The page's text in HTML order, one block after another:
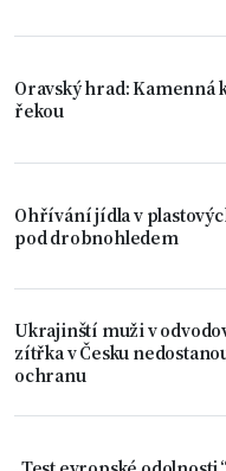
Oravský hrad: Kamenná
řekou
Ohřívání jídla v
pod drobnohledem
Ukrajinští muži v
zítřka v Česku
ochranu